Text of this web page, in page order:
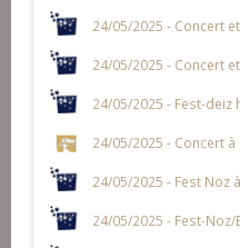
24/05/2025 - Concert
24/05/2025 - Concert
24/05/2025 - Fest-deiz
24/05/2025 - Concert
24/05/2025 - Fest Noz
24/05/2025 - Fest-